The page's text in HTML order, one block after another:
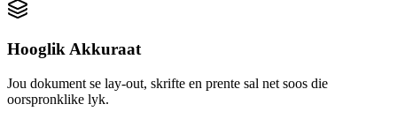
Hooglik Akkuraat
Jou dokument se lay-out, skrifte en prente sal net soos die
oorspronklike lyk.